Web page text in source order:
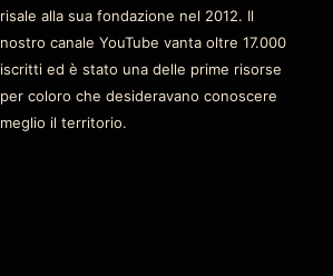
risale alla sua fondazione nel 2012. Il
nostro canale YouTube vanta oltre 17.000
iscritti ed è stato una delle prime risorse
per coloro che desideravano conoscere
meglio il territorio.